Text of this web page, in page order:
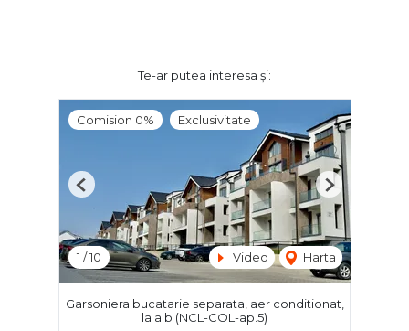
Te-ar putea interesa și:
Comision 0% Exclusivitate
1 /10 Video Harta
Previous Next
Garsoniera bucatarie separata, aer conditionat,
la alb (NCL-COL-ap.5)